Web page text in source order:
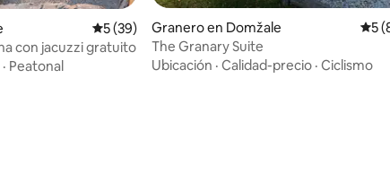
reseñas
Calificación promedio: 5 de 5, 39 reseñas
5 (39)
con jacuzzi gratuito
· Peatonal
Granero en Domžale
5
The Granary Suite
Ubicación · Calidad-precio · Ciclismo